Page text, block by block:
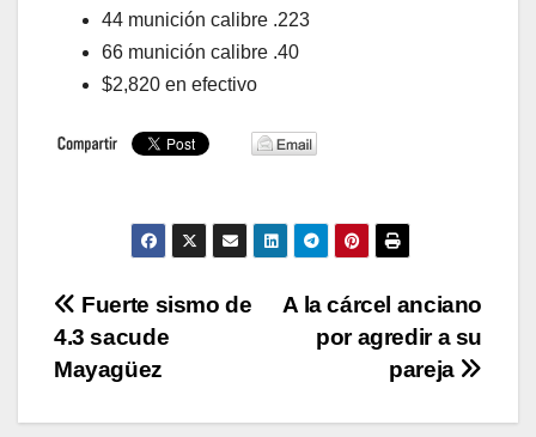
44 munición calibre .223
66 munición calibre .40
$2,820 en efectivo
Navegación
de
entradas
A la cárcel anciano
por agredir a su
pareja
Fuerte sismo de
4.3 sacude
Mayagüez